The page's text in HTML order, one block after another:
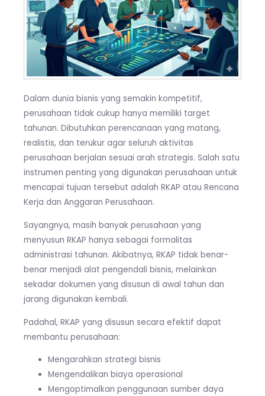
Dalam dunia bisnis yang semakin kompetitif,
perusahaan tidak cukup hanya memiliki target
tahunan. Dibutuhkan perencanaan yang matang,
realistis, dan terukur agar seluruh aktivitas
perusahaan berjalan sesuai arah strategis. Salah satu
instrumen penting yang digunakan perusahaan untuk
mencapai tujuan tersebut adalah RKAP atau Rencana
Kerja dan Anggaran Perusahaan.
Sayangnya, masih banyak perusahaan yang
menyusun RKAP hanya sebagai formalitas
administrasi tahunan. Akibatnya, RKAP tidak benar-
benar menjadi alat pengendali bisnis, melainkan
sekadar dokumen yang disusun di awal tahun dan
jarang digunakan kembali.
Padahal, RKAP yang disusun secara efektif dapat
membantu perusahaan:
Mengarahkan strategi bisnis
Mengendalikan biaya operasional
Mengoptimalkan penggunaan sumber daya